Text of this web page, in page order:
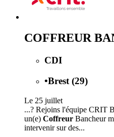
COFFREUR
CDI
•Brest (29)
Le 25 juillet
...? Rejoins l'équipe CRIT
un(e) Coffreur Bancheur
intervenir sur des...